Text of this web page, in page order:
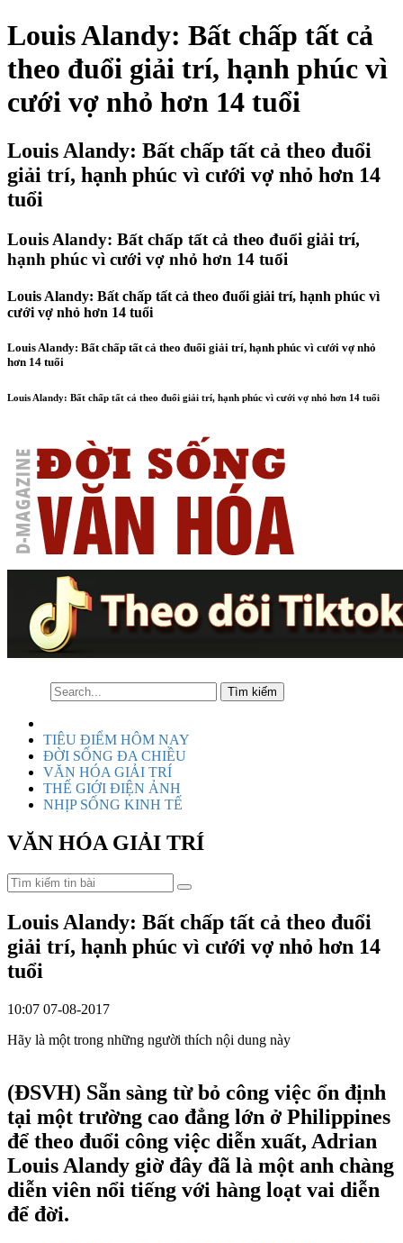
Louis Alandy: Bất chấp tất cả
theo đuổi giải trí, hạnh phúc vì
cưới vợ nhỏ hơn 14 tuổi
Louis Alandy: Bất chấp tất cả theo đuổi
giải trí, hạnh phúc vì cưới vợ nhỏ hơn 14
tuổi
Louis Alandy: Bất chấp tất cả theo đuổi giải trí,
hạnh phúc vì cưới vợ nhỏ hơn 14 tuổi
Louis Alandy: Bất chấp tất cả theo đuổi giải trí, hạnh phúc vì
cưới vợ nhỏ hơn 14 tuổi
Louis Alandy: Bất chấp tất cả theo đuổi giải trí, hạnh phúc vì cưới vợ nhỏ
hơn 14 tuổi
Louis Alandy: Bất chấp tất cả theo đuổi giải trí, hạnh phúc vì cưới vợ nhỏ hơn 14 tuổi
TIÊU ĐIỂM HÔM NAY
ĐỜI SỐNG ĐA CHIỀU
VĂN HÓA GIẢI TRÍ
THẾ GIỚI ĐIỆN ẢNH
NHỊP SỐNG KINH TẾ
VĂN HÓA GIẢI TRÍ
Louis Alandy: Bất chấp tất cả theo đuổi
giải trí, hạnh phúc vì cưới vợ nhỏ hơn 14
tuổi
10:07 07-08-2017
Hãy là một trong những người thích nội dung này
(ĐSVH) Sẵn sàng từ bỏ công việc ổn định
tại một trường cao đẳng lớn ở Philippines
để theo đuổi công việc diễn xuất, Adrian
Louis Alandy giờ đây đã là một anh chàng
diễn viên nổi tiếng với hàng loạt vai diễn
để đời.